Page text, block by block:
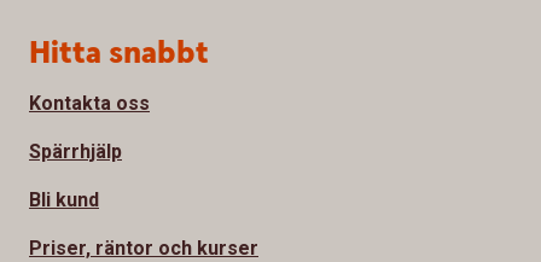
Sidfot
Hitta snabbt
Kontakta oss
Spärrhjälp
Bli kund
Priser, räntor och kurser